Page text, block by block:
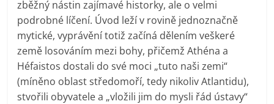
zběžný nástin zajímavé historky, ale o velmi
podrobné líčení. Úvod leží v rovině jednoznačně
mytické, vyprávění totiž začíná dělením veškeré
země losováním mezi bohy, přičemž Athéna a
Héfaistos dostali do své moci „tuto naši zemi“
(míněno oblast středomoří, tedy nikoliv Atlantidu),
stvořili obyvatele a „vložili jim do mysli řád ústavy“